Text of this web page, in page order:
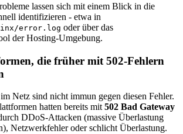
lassen sich mit einem Blick in die
identifizieren - etwa in
error.log oder über das
der Hosting-Umgebung.
die früher mit 502-Fehlern
Netz sind nicht immun gegen diesen Fehler.
hatten bereits mit502 Bad Gateway
DDoS-Attacken (massive Überlastung
Netzwerkfehler oder schlicht Überlastung.